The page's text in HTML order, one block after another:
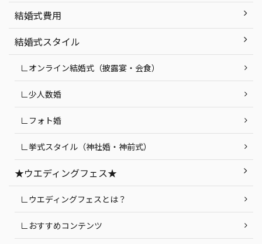
結婚式費用
結婚式スタイル
∟オンライン結婚式（披露宴・会食）
∟少人数婚
∟フォト婚
∟挙式スタイル（神社婚・神前式）
★ウエディングフェス★
∟ウエディングフェスとは？
∟おすすめコンテンツ